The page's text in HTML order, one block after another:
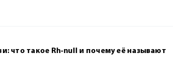
что такое Rh-null и почему её называют